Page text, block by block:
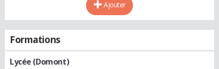
Ajouter
Formations
Lycée (Domont)